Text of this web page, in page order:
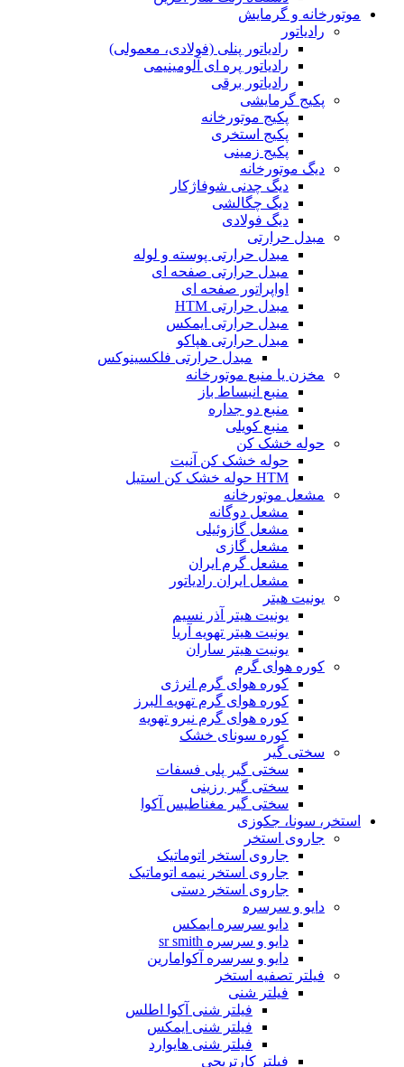
موتورخانه و گرمایش
رادیاتور
رادیاتور پنلی (فولادی، معمولی)
رادیاتور پره ای آلومینیمی
رادیاتور برقی
پکیج گرمایشی
پکیج موتورخانه
پکیج استخری
پکیج زمینی
دیگ موتورخانه
دیگ چدنی شوفاژکار
دیگ چگالشی
دیگ فولادی
مبدل حرارتی
مبدل حرارتی پوسته و لوله
مبدل حرارتی صفحه ای
اواپراتور صفحه ای
مبدل حرارتی HTM
مبدل حرارتی ایمکس
مبدل حرارتی هپاکو
مبدل حرارتی فلکسینوکس
مخزن یا منبع موتورخانه
منبع انبساط باز
منبع دو جداره
منبع کویلی
حوله خشک کن
حوله خشک کن آنیت
HTM حوله خشک کن استیل
مشعل موتورخانه
مشعل دوگانه
مشعل گازوئیلی
مشعل گازی
مشعل گرم ایران
مشعل ایران رادیاتور
یونیت هیتر
یونیت هیتر آذر نسیم
یونیت هیتر تهویه آریا
یونیت هیتر ساران
کوره هوای گرم
کوره هوای گرم انرژی
کوره هوای گرم تهویه البرز
کوره هوای گرم نیرو تهویه
کوره سونای خشک
سختی گیر
سختی گیر پلی فسفات
سختی گیر رزینی
سختی گیر مغناطیس آکوا
استخر، سونا، جکوزی
جاروی استخر
جاروی استخر اتوماتیک
جاروی استخر نیمه اتوماتیک
جاروی استخر دستی
دایو و سرسره
دایو سرسره ایمکس
دایو و سرسره sr smith
دایو و سرسره آکوامارین
فیلتر تصفیه استخر
فیلتر شنی
فیلتر شنی آکوا اطلس
فیلتر شنی ایمکس
فیلتر شنی هایوارد
فیلتر کارتریجی